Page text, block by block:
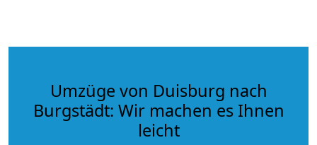
Umzüge von Duisburg nach
Burgstädt: Wir machen es Ihnen
leicht